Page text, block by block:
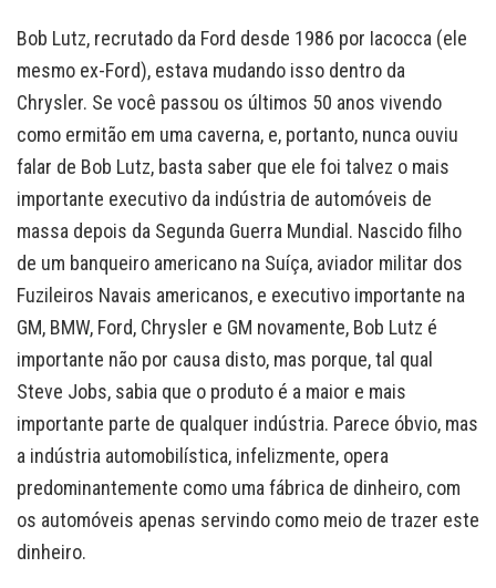
Bob Lutz, recrutado da Ford desde 1986 por Iacocca (ele
mesmo ex-Ford), estava mudando isso dentro da
Chrysler. Se você passou os últimos 50 anos vivendo
como ermitão em uma caverna, e, portanto, nunca ouviu
falar de Bob Lutz, basta saber que ele foi talvez o mais
importante executivo da indústria de automóveis de
massa depois da Segunda Guerra Mundial. Nascido filho
de um banqueiro americano na Suíça, aviador militar dos
Fuzileiros Navais americanos, e executivo importante na
GM, BMW, Ford, Chrysler e GM novamente, Bob Lutz é
importante não por causa disto, mas porque, tal qual
Steve Jobs, sabia que o produto é a maior e mais
importante parte de qualquer indústria. Parece óbvio, mas
a indústria automobilística, infelizmente, opera
predominantemente como uma fábrica de dinheiro, com
os automóveis apenas servindo como meio de trazer este
dinheiro.